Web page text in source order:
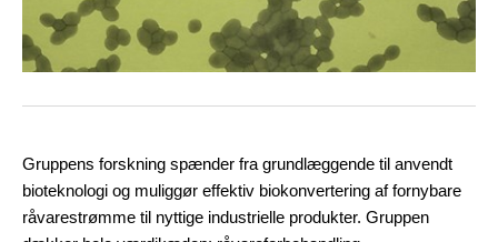
Gruppens forskning spænder fra grundlæggende til anvendt
bioteknologi og muliggør effektiv biokonvertering af fornybare
råvarestrømme til nyttige industrielle produkter. Gruppen